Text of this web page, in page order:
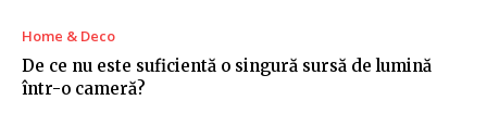
Home & Deco
De ce nu este suficientă o singură sursă de lumină
într-o cameră?